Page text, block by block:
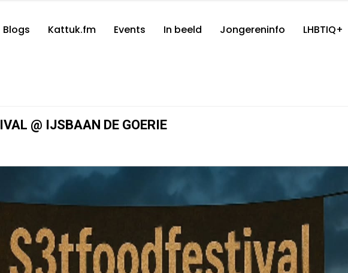
Blogs Kattuk.fm Events In beeld Jongereninfo LHBTIQ+
@ IJSBAAN DE GOERIE